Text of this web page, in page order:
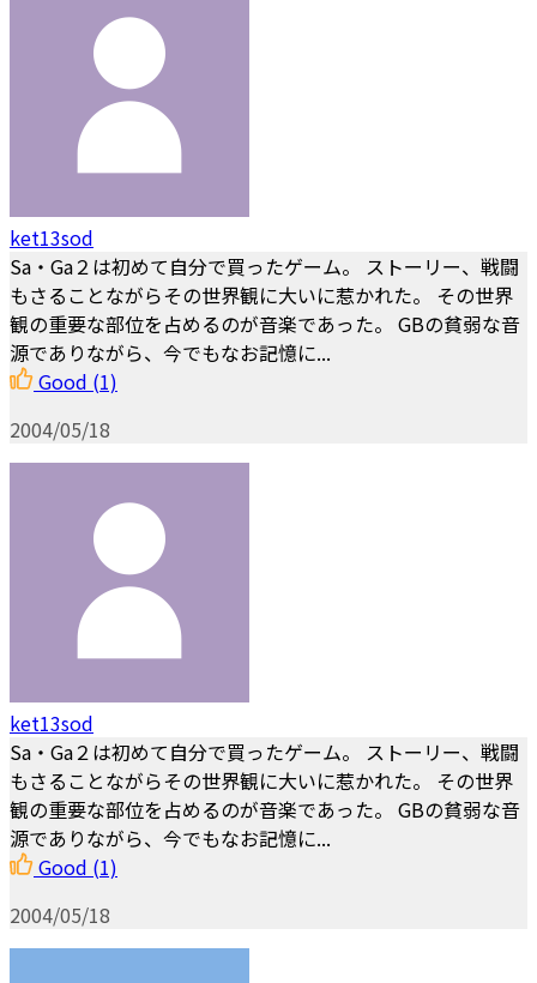
ket13sod
Sa・Ga２は初めて自分で買ったゲーム。 ストーリー、戦闘
もさることながらその世界観に大いに惹かれた。 その世界
観の重要な部位を占めるのが音楽であった。 GBの貧弱な音
源でありながら、今でもなお記憶に...
Good (1)
2004/05/18
ket13sod
Sa・Ga２は初めて自分で買ったゲーム。 ストーリー、戦闘
もさることながらその世界観に大いに惹かれた。 その世界
観の重要な部位を占めるのが音楽であった。 GBの貧弱な音
源でありながら、今でもなお記憶に...
Good (1)
2004/05/18